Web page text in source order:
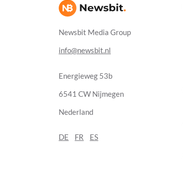
Newsbit Media Group
info@newsbit.nl
Energieweg 53b
6541 CW Nijmegen
Nederland
DE FR ES